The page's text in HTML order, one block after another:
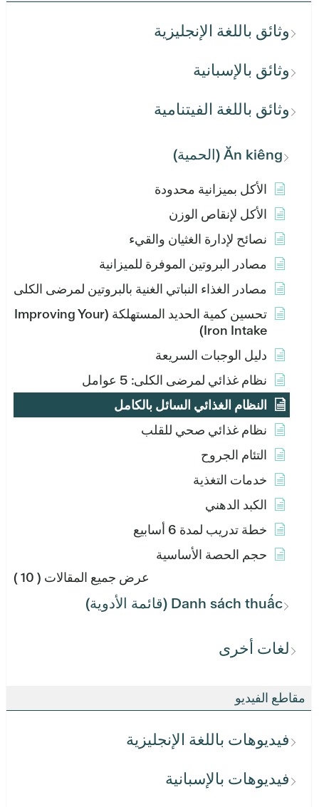
وثائق باللغة الإنجليزية
وثائق بالإسبانية
وثائق باللغة الفيتنامية
Ăn kiêng (الحمية)
الأكل بميزانية محدودة
الأكل لإنقاص الوزن
نصائح لإدارة الغثيان والقيء
مصادر البروتين الموفرة للميزانية
مصادر الغذاء النباتي الغنية بالبروتين لمرضى الكلى
تحسين كمية الحديد المستهلكة (Improving Your
Iron Intake)
دليل الوجبات السريعة
نظام غذائي لمرضى الكلى: 5 عوامل
النظام الغذائي السائل بالكامل
نظام غذائي صحي للقلب
التئام الجروح
خدمات التغذية
الكبد الدهني
خطة تدريب لمدة 6 أسابيع
حجم الحصة الأساسية
عرض جميع المقالات ( 10 )
Danh sách thuấc (قائمة الأدوية)
لغات أخرى
مقاطع الفيديو
فيديوهات باللغة الإنجليزية
فيديوهات بالإسبانية